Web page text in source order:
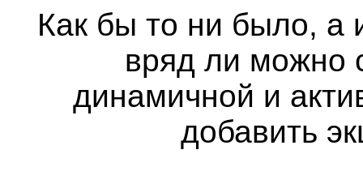
Как бы то ни было, а
вряд ли можно
динамичной и
добавить